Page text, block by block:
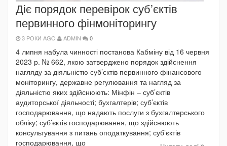
Діє порядок перевірок суб’єктів
первинного фінмоніторингу
3 РОКИ AGO ADMIN 0
4 липня набула чинності постанова Кабміну від 16 червня
2023 р. № 662, якою затверджено порядок здійснення
нагляду за діяльністю суб’єктів первинного фінансового
моніторингу, державне регулювання та нагляд за
діяльністю яких здійснюють: Мінфін – суб’єктів
аудиторської діяльності; бухгалтерів; суб’єктів
господарювання, що надають послуги з бухгалтерського
обліку; суб’єктів господарювання, що здійснюють
консультування з питань оподаткування; суб’єктів
господарювання, що